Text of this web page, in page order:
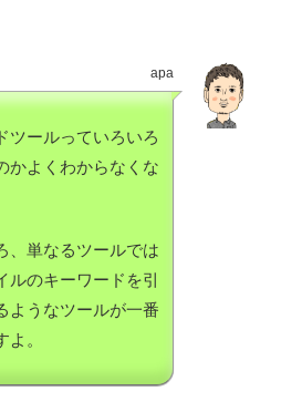
apa
ツールっていろいろ
かよくわからなくな
、単なるツールでは
ルのキーワードを引
ようなツールが一番
。